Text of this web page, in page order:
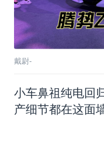
戴尉-
⼩⻋⿐祖纯电回
产细节都在这面